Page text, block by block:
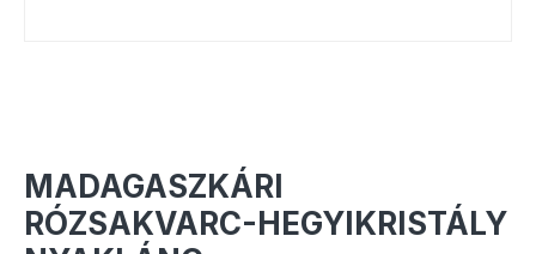
MADAGASZKÁRI
RÓZSAKVARC-HEGYIKRISTÁLY